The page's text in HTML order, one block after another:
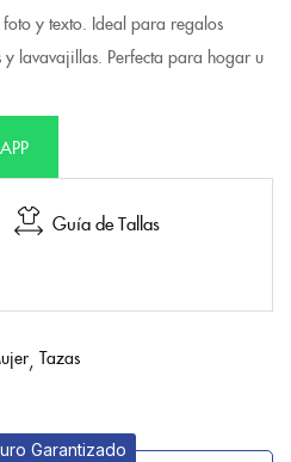
y texto. Ideal para regalos
y lavavajillas. Perfecta para hogar u
Guía de Tallas
Tazas
Garantizado